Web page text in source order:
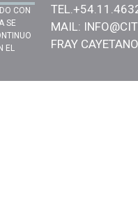
CON
SE
EL
TEL.
MAIL:
FRAY